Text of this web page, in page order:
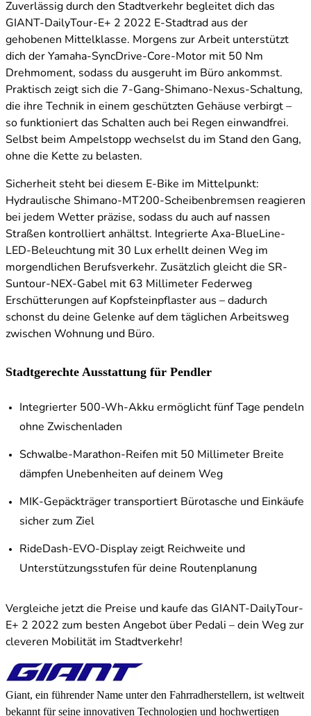
Zuverlässig durch den Stadtverkehr begleitet dich das
GIANT-DailyTour-E+ 2 2022 E-Stadtrad aus der
gehobenen Mittelklasse. Morgens zur Arbeit unterstützt
dich der Yamaha-SyncDrive-Core-Motor mit 50 Nm
Drehmoment, sodass du ausgeruht im Büro ankommst.
Praktisch zeigt sich die 7-Gang-Shimano-Nexus-Schaltung,
die ihre Technik in einem geschützten Gehäuse verbirgt –
so funktioniert das Schalten auch bei Regen einwandfrei.
Selbst beim Ampelstopp wechselst du im Stand den Gang,
ohne die Kette zu belasten.
Sicherheit steht bei diesem E-Bike im Mittelpunkt:
Hydraulische Shimano-MT200-Scheibenbremsen reagieren
bei jedem Wetter präzise, sodass du auch auf nassen
Straßen kontrolliert anhältst. Integrierte Axa-BlueLine-
LED-Beleuchtung mit 30 Lux erhellt deinen Weg im
morgendlichen Berufsverkehr. Zusätzlich gleicht die SR-
Suntour-NEX-Gabel mit 63 Millimeter Federweg
Erschütterungen auf Kopfsteinpflaster aus – dadurch
schonst du deine Gelenke auf dem täglichen Arbeitsweg
zwischen Wohnung und Büro.
Stadtgerechte Ausstattung für Pendler
Integrierter 500-Wh-Akku ermöglicht fünf Tage pendeln
ohne Zwischenladen
Schwalbe-Marathon-Reifen mit 50 Millimeter Breite
dämpfen Unebenheiten auf deinem Weg
MIK-Gepäckträger transportiert Bürotasche und Einkäufe
sicher zum Ziel
RideDash-EVO-Display zeigt Reichweite und
Unterstützungsstufen für deine Routenplanung
Vergleiche jetzt die Preise und kaufe das GIANT-DailyTour-
E+ 2 2022 zum besten Angebot über Pedali – dein Weg zur
cleveren Mobilität im Stadtverkehr!
Giant, ein führender Name unter den Fahrradherstellern, ist weltweit
bekannt für seine innovativen Technologien und hochwertigen